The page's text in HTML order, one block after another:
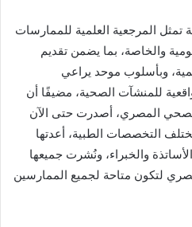
تمثل المرجعية العلمية للممارسات
والخاصة، بما يضمن تقديم
وبأسلوب موحد يراعي
للمنشآت الصحية، مضيفًا أن
المصري، أصدرت حتى الآن
في مختلف التخصصات الطبية، أعدتها
والخبراء، ونُشرت جميعها
لتكون متاحة لجميع الممارسين